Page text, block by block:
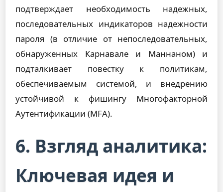
подтверждает необходимость надежных,
последовательных индикаторов надежности
пароля (в отличие от непоследовательных,
обнаруженных Карнавале и Маннаном) и
подталкивает повестку к политикам,
обеспечиваемым системой, и внедрению
устойчивой к фишингу Многофакторной
Аутентификации (MFA).
6. Взгляд аналитика:
Ключевая идея и